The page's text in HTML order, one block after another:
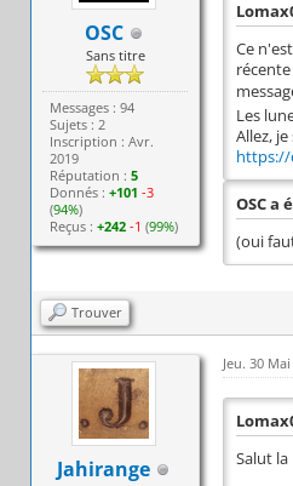
OSC
Sans titre
Messages : 94
Sujets : 2
Inscription : Avr.
2019
Réputation :5
Donnés :+101 -3
(94%)
Reçus :+242 -1 (99%)
Ce
Les
Allez,
https://
OSC a
(oui
Trouver
Jahirange
Jeu. 30
Salut la